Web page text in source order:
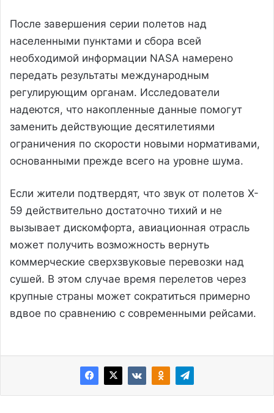
После завершения серии полетов над
населенными пунктами и сбора всей
необходимой информации NASA намерено
передать результаты международным
регулирующим органам. Исследователи
надеются, что накопленные данные помогут
заменить действующие десятилетиями
ограничения по скорости новыми нормативами,
основанными прежде всего на уровне шума.
Если жители подтвердят, что звук от полетов X-
59 действительно достаточно тихий и не
вызывает дискомфорта, авиационная отрасль
может получить возможность вернуть
коммерческие сверхзвуковые перевозки над
сушей. В этом случае время перелетов через
крупные страны может сократиться примерно
вдвое по сравнению с современными рейсами.